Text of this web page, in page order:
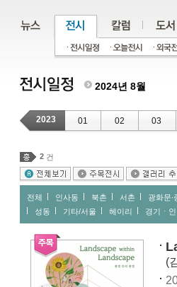
2024년 8월
2023 01 02 03
2 건
전체 인사동 북촌 서촌
광화문∙
성동
기타/서울 헤이리 경기ㆍ
(